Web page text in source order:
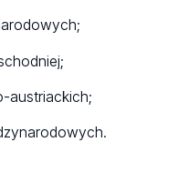
austriackich;